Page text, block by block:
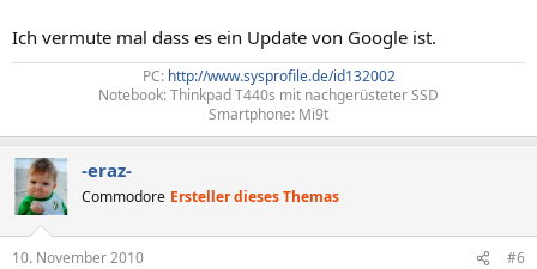
Ich vermute mal dass es ein Update von Google ist.
PC: http://www.sysprofile.de/id132002
Notebook: Thinkpad T440s mit nachgerüsteter SSD
Smartphone: Mi9t​
-eraz-
Commodore Ersteller dieses Themas
10. November 2010 #6